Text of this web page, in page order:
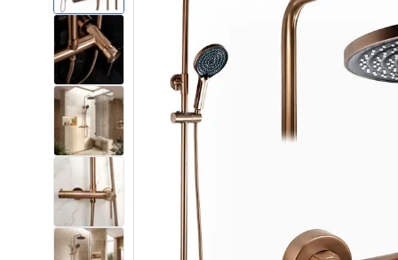
Vonios dušo padėklai
Linijiniai dušo kanalai
Tualetai
Praustuvas
Vonios ir ekranai